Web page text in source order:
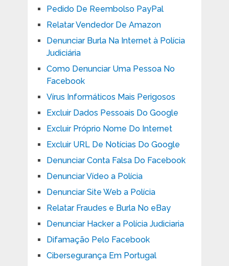
Pedido De Reembolso PayPal
Relatar Vendedor De Amazon
Denunciar Burla Na Internet à Polícia
Judiciária
Como Denunciar Uma Pessoa No
Facebook
Vírus Informáticos Mais Perigosos
Excluir Dados Pessoais Do Google
Excluir Próprio Nome Do Internet
Excluir URL De Notícias Do Google
Denunciar Conta Falsa Do Facebook
Denunciar Vídeo a Polícia
Denunciar Site Web a Polícia
Relatar Fraudes e Burla No eBay
Denunciar Hacker a Polícia Judiciaria
Difamação Pelo Facebook
Cibersegurança Em Portugal